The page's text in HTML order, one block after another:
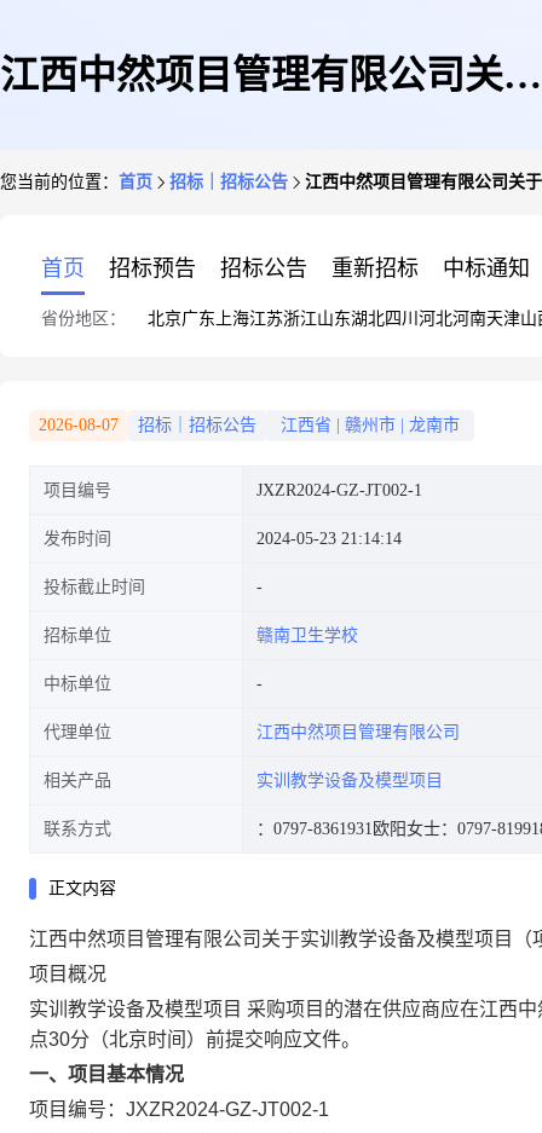
江西中然项目管理有限公司关于
竞争性谈判公告
您当前的位置： 首页 招标｜招标公告 江西中然项目管理有限公司关
首页 招标预告 招标公告 重新招标 中标通知
省份地区： 北京广东 上海江苏浙江山东湖北四川 河北河南天津山
2026-08-07 招标｜招标公告 江西省 赣州市 龙南市
项目编号 JXZR2024-GZ-JT002-1
发布时间 2024-05-23 21:14:14
投标截止时间
招标单位 赣南卫生学校
中标单位
代理单位 江西中然项目管理有限公司
相关产品 实训教学设备及模型项目
联系方式 ：0797-8361931 欧阳女士：0797-
正文内容
江西中然项目管理有限公司关于实训教学设备及模型项目
项目概况
实训教学设备及模型项目 采购项目的潜在供应商应在江西
点30分（北京时间）前提交响应文件。
一、项目基本情况
项目编号：JXZR2024-GZ-JT002-1